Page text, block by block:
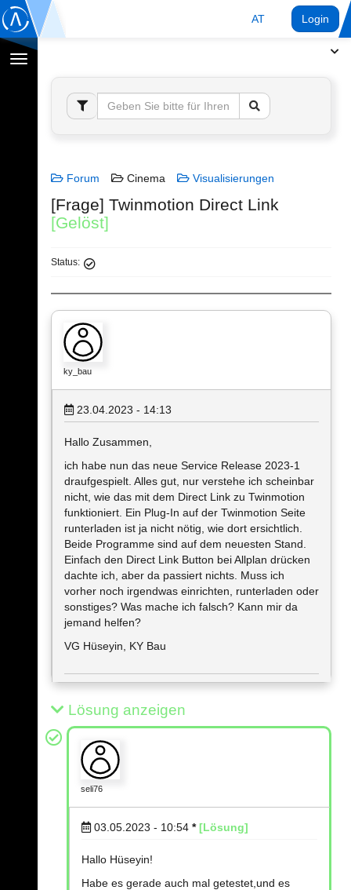
AT Login
Navigation
umschalten
Forum Cinema Visualisierungen
[Frage] Twinmotion Direct Link
[Gelöst]
Status:
ky_bau
23.04.2023 - 14:13
Hallo Zusammen,
ich habe nun das neue Service Release 2023-1
draufgespielt. Alles gut, nur verstehe ich scheinbar
nicht, wie das mit dem Direct Link zu Twinmotion
funktioniert. Ein Plug-In auf der Twinmotion Seite
runterladen ist ja nicht nötig, wie dort ersichtlich.
Beide Programme sind auf dem neuesten Stand.
Einfach den Direct Link Button bei Allplan drücken
dachte ich, aber da passiert nichts. Muss ich
vorher noch irgendwas einrichten, runterladen oder
sonstiges? Was mache ich falsch? Kann mir da
jemand helfen?
VG Hüseyin, KY Bau
Lösung anzeigen
seli76
03.05.2023 - 10:54 * [Lösung]
Hallo Hüseyin!
Habe es gerade auch mal getestet,und es